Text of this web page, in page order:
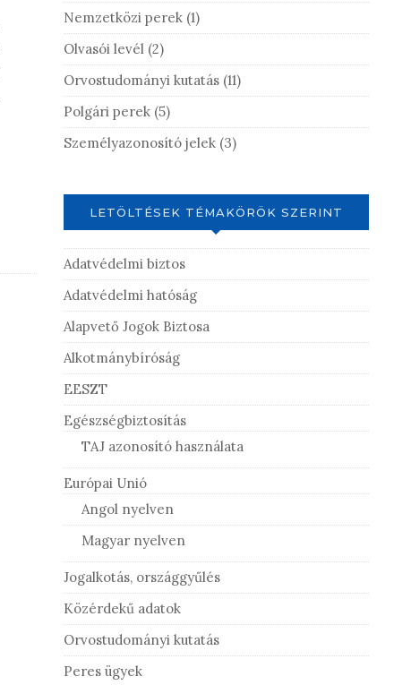
Nemzetközi perek(1)
Olvasói levél(2)
Orvostudományi kutatás(11)
Polgári perek(5)
Személyazonosító jelek(3)
LETÖLTÉSEK TÉMAKÖRÖK SZERINT
Adatvédelmi biztos
Adatvédelmi hatóság
Alapvető Jogok Biztosa
Alkotmánybíróság
EESZT
Egészségbiztosítás
TAJ azonosító használata
Európai Unió
Angol nyelven
Magyar nyelven
Jogalkotás, országgyűlés
Közérdekű adatok
Orvostudományi kutatás
Peres ügyek